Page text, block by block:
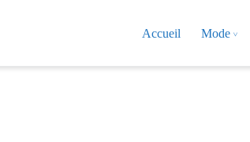
Accueil Mode